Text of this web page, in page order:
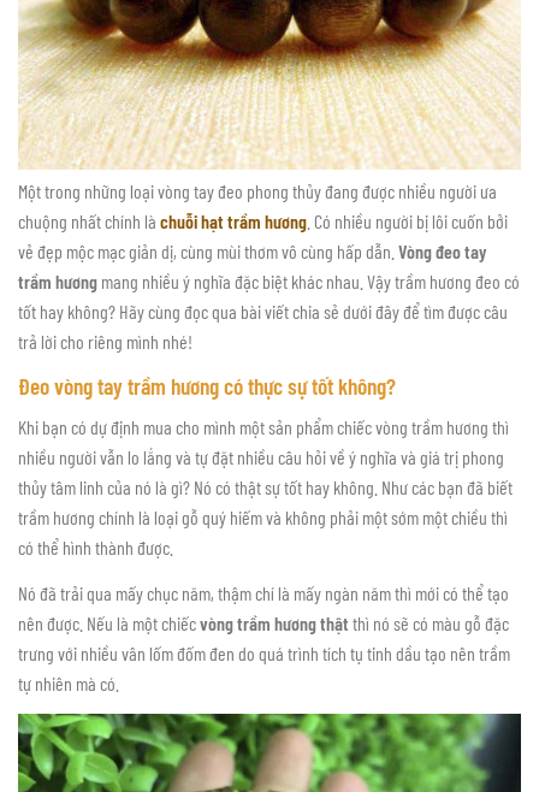
Một trong những loại vòng tay đeo phong thủy đang được nhiều người ưa
chuộng nhất chính là chuỗi hạt trầm hương . Có nhiều người bị lôi cuốn bởi
vẻ đẹp mộc mạc giản dị, cùng mùi thơm vô cùng hấp dẫn. Vòng đeo tay
trầm hương mang nhiều ý nghĩa đặc biệt khác nhau. Vậy trầm hương đeo có
tốt hay không? Hãy cùng đọc qua bài viết chia sẻ dưới đây để tìm được câu
trả lời cho riêng mình nhé!
Đeo vòng tay trầm hương có thực sự tốt không?
Khi bạn có dự định mua cho mình một sản phẩm chiếc vòng trầm hương thì
nhiều người vẫn lo lắng và tự đặt nhiều câu hỏi về ý nghĩa và giá trị phong
thủy tâm linh của nó là gì? Nó có thật sự tốt hay không. Như các bạn đã biết
trầm hương chính là loại gỗ quý hiếm và không phải một sớm một chiều thì
có thể hình thành được.
Nó đã trải qua mấy chục năm, thậm chí là mấy ngàn năm thì mới có thể tạo
nên được. Nếu là một chiếcvòng trầm hương thật thì nó sẽ có màu gỗ đặc
trưng với nhiều vân lốm đốm đen do quá trình tích tụ tinh dầu tạo nên trầm
tự nhiên mà có.